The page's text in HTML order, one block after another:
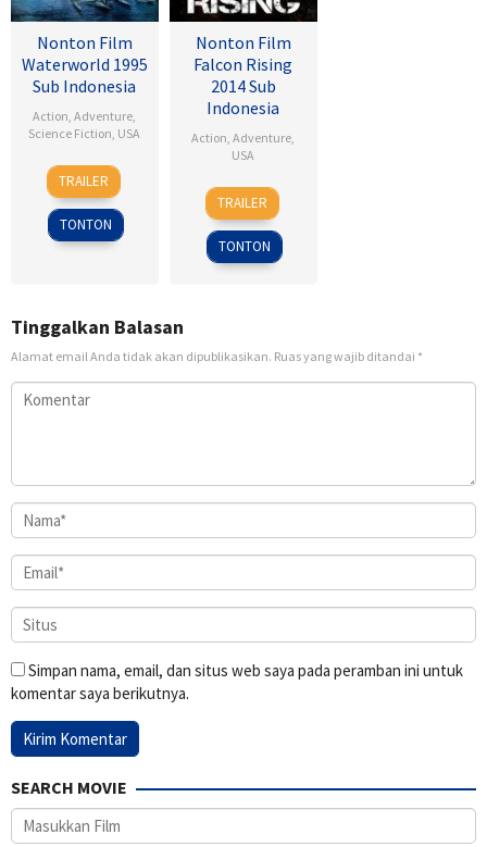
Nonton Film
Waterworld 1995
Sub Indonesia
Action,Adventure,
Science Fiction, USA
28
Jul
1995
Kevin
Reynolds
TRAILER
TONTON
Nonton Film
Falcon Rising
2014 Sub
Indonesia
Action,Adventure,
USA
5
Sep
2014
Ernie
Barbarash
TRAILER
TONTON
Tinggalkan Balasan
Alamat email Anda tidak akan dipublikasikan. Ruas yang wajib ditandai *
Simpan nama, email, dan situs web saya pada peramban ini untuk
komentar saya berikutnya.
SEARCH MOVIE